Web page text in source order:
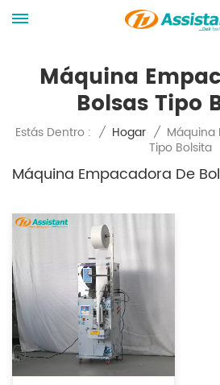
Máquina
Bolsas Tipo
Estás Dentro : / Hogar / Máquina
Tipo Bolsita
Máquina Empacadora De